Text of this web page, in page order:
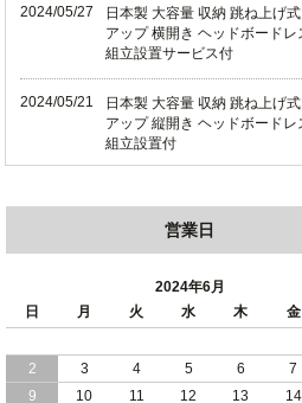
2024/05/27
日本製 大容量 収納 跳ね上げ式
アップ 横開き ヘッドボードレ
組立設置サービス付
2024/05/21
日本製 大容量 収納 跳ね上げ式
アップ 縦開き ヘッドボードレ
組立設置付
ド 組立設置 付き
日本製 収納 跳ね上げ式 リフト
ベッド 縦開き ヘッドボード 組
ービス付き
2024/04/23
すのこ の 床板 簡単 軽い コン
大容量 収納 跳ね上げ式 ベッド
営業日
2024年6月
日
月 火 水 木 金
2
3 4 5 6 7
9
10 11 12 13 14